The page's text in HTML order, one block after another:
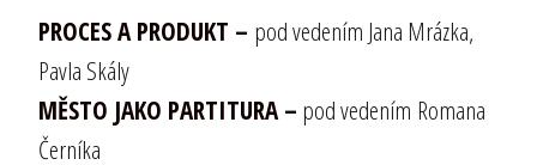
PROCES A PRODUKT – pod vedením Jana Mrázka,
Pavla Skály
MĚSTO JAKO PARTITURA– pod vedením Romana
Černíka